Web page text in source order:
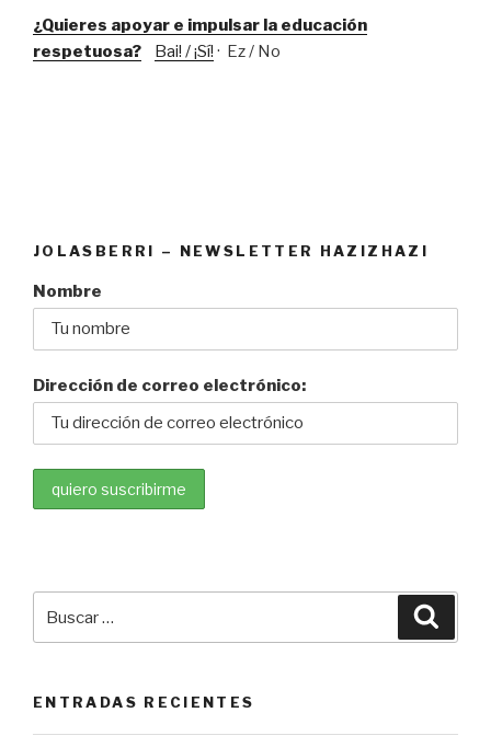
¿Quieres apoyar e impulsar la educación
respetuosa?
Bai! / ¡Sí! · Ez / No
JOLASBERRI – NEWSLETTER HAZIZHAZI
Nombre
Dirección de correo electrónico:
ENTRADAS RECIENTES